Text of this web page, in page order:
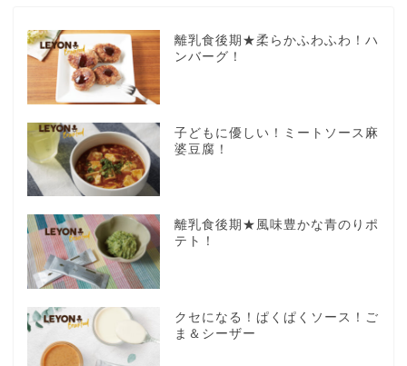
離乳食後期★柔らかふわふわ！ハ
ンバーグ！
子どもに優しい！ミートソース麻
婆豆腐！
離乳食後期★風味豊かな青のりポ
テト！
クセになる！ぱくぱくソース！ご
ま＆シーザー